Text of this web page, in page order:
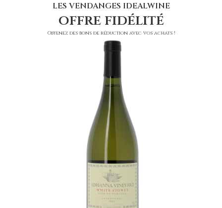
LES VENDANGES IDEALWINE
offre fidélité
Obtenez des bons de réduction avec vos achats !